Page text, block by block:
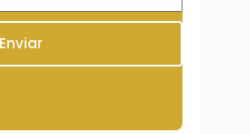
Enviar